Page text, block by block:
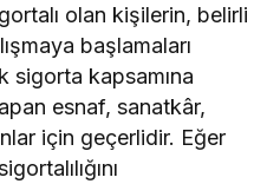
olan kişilerin, belirli
başlamaları
sigorta kapsamına
esnaf, sanatkâr,
için geçerlidir. Eğer